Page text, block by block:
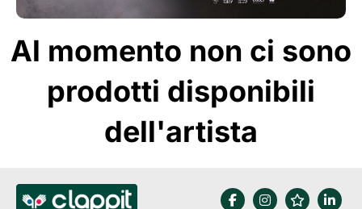
Al momento non ci sono
prodotti disponibili
dell'artista